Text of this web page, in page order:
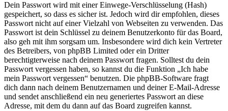
Dein Passwort wird mit einer Einwege-Verschlüsselung (Hash)
gespeichert, so dass es sicher ist. Jedoch wird dir empfohlen, dieses
Passwort nicht auf einer Vielzahl von Webseiten zu verwenden. Das
Passwort ist dein Schlüssel zu deinem Benutzerkonto für das Board,
also geh mit ihm sorgsam um. Insbesondere wird dich kein Vertreter
des Betreibers, von phpBB Limited oder ein Dritter
berechtigterweise nach deinem Passwort fragen. Solltest du dein
Passwort vergessen haben, so kannst du die Funktion „Ich habe
mein Passwort vergessen“ benutzen. Die phpBB-Software fragt
dich dann nach deinem Benutzernamen und deiner E-Mail-Adresse
und sendet anschließend ein neu generiertes Passwort an diese
Adresse, mit dem du dann auf das Board zugreifen kannst.